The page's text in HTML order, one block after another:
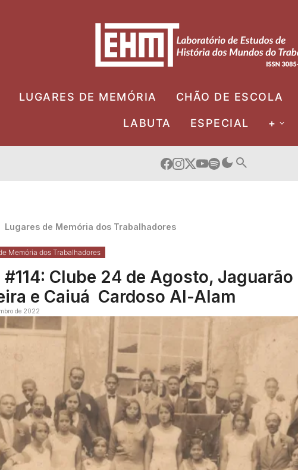
LUGARES DE MEMÓRIA CHÃO DE ESCOLA
LABUTA ESPECIAL +
Lugares de Memória dos Trabalhadores
Memória dos Trabalhadores
#114: Clube 24 de Agosto, Jaguarão
e Caiuá Cardoso Al-Alam
de 2022